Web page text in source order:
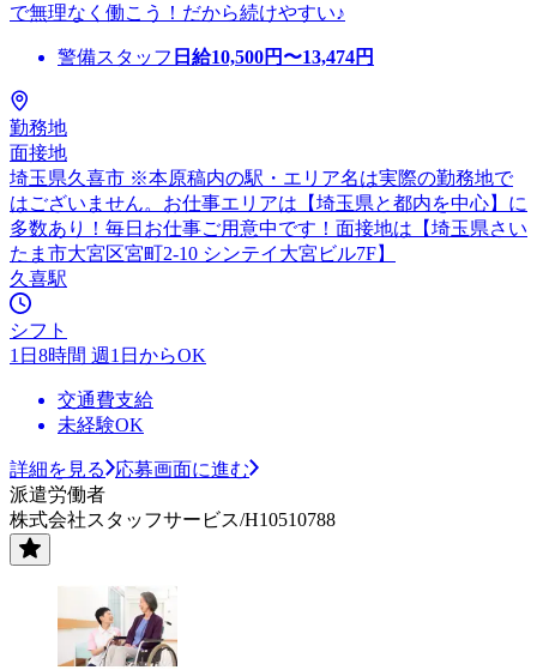
で無理なく働こう！だから続けやすい♪
警備スタッフ 日給10,500円〜13,474円
勤務地
面接地
埼玉県久喜市 ※本原稿内の駅・エリア名は実際の勤務地で
はございません。お仕事エリアは【埼玉県と都内を中心】に
多数あり！毎日お仕事ご用意中です！面接地は【埼玉県さい
たま市大宮区宮町2-10 シンテイ大宮ビル7F】
久喜駅
シフト
1日8時間 週1日からOK
交通費支給
未経験OK
詳細を見る
応募画面に進む
派遣労働者
株式会社スタッフサービス/H10510788